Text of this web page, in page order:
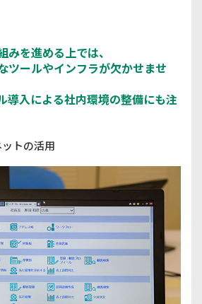
みを進める上では、
ツールやインフラが欠かせませ
導入による社内環境の整備にも注
トの活用